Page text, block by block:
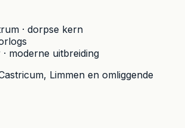
· dorpse kern
· moderne uitbreiding
Limmen en omliggende